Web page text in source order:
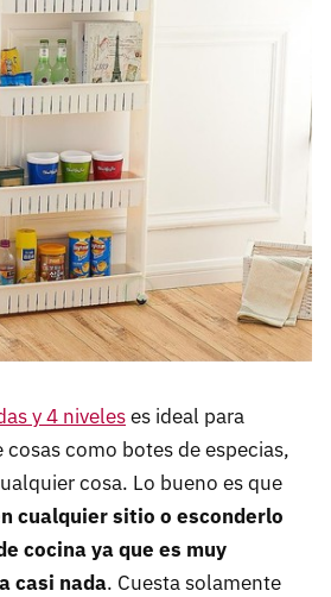
y 4 niveleses ideal para
como botes de especias,
cosa. Lo bueno es que
cualquier sitio o esconderlo
cocina ya que es muy
casi nada. Cuesta solamente